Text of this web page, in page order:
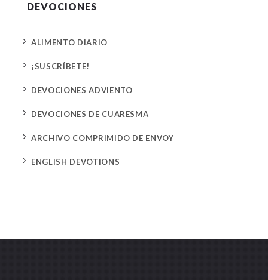
DEVOCIONES
5 ALIMENTO DIARIO
5 ¡SUSCRÍBETE!
5 DEVOCIONES ADVIENTO
5 DEVOCIONES DE CUARESMA
5 ARCHIVO COMPRIMIDO DE ENVOY
5 ENGLISH DEVOTIONS